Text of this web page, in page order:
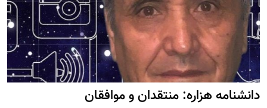
دانشنامه هزاره: منتقدان و موافقان